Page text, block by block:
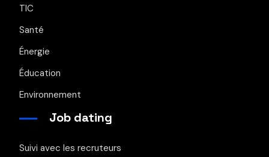
TIC
Santé
Énergie
Éducation
Environnement
Job dating
Suivi avec les recruteurs